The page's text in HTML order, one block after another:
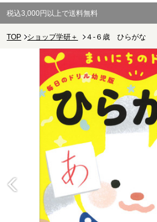
税込3,000円以上で送料無料
TOP ショップ学研＋ ４-６歳 ひらがな